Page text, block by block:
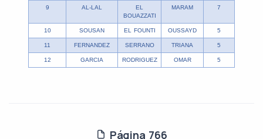
9 AL-LAL
EL
BOUAZZATI
MARAM 7
10 SOUSAN EL FOUNTI OUSSAYD 5
11 FERNANDEZ SERRANO TRIANA 5
12 GARCIA RODRIGUEZ OMAR 5
Página 766